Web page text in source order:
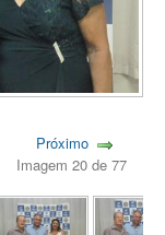
Próximo
Imagem 20 de 77